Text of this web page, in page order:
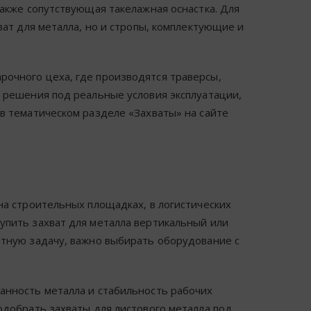
сопутствующая такелажная оснастка. Для
для металла, но и стропы, комплектующие и
цеха, где производятся траверсы,
под реальные условия эксплуатации,
разделе «Захваты» на сайте
строительных площадках, в логистических
захват для металла вертикальный или
задачу, важно выбирать оборудование с
металла и стабильность рабочих